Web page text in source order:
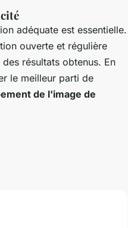
adéquate est essentielle.
ouverte et régulière
résultats obtenus. En
le meilleur parti de
de l'image de